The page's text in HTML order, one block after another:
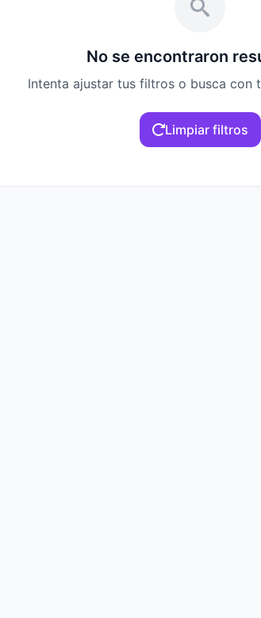
No se encontraron
Intenta ajustar tus filtros o busca con
Limpiar filtros